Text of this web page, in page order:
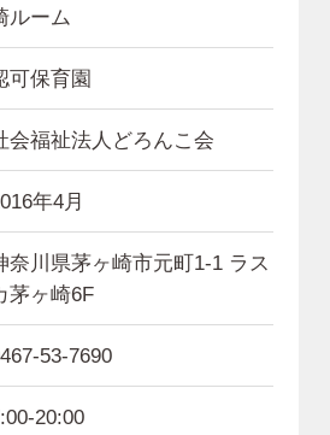
ルーム
可保育園
会福祉法人どろんこ会
年4月
奈川県茅ヶ崎市元町1-1 ラス
茅ヶ崎6F
53-7690
20:00